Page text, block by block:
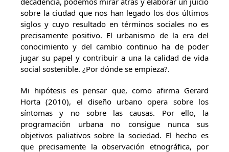
sobre la ciudad que nos han legado los dos últimos
siglos y cuyo resultado en términos sociales no es
precisamente positivo. El urbanismo de la era del
conocimiento y del cambio continuo ha de poder
jugar su papel y contribuir a una la calidad de vida
social sostenible. ¿Por dónde se empieza?.
Mi hipótesis es pensar que, como afirma Gerard
Horta (2010), el diseño urbano opera sobre los
síntomas y no sobre las causas. Por ello, la
programación urbana no consigue nunca sus
objetivos paliativos sobre la sociedad. El hecho es
que precisamente la observación etnográfica, por